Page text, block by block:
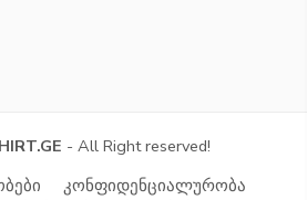
- All Right reserved!
კონფიდენციალურობა